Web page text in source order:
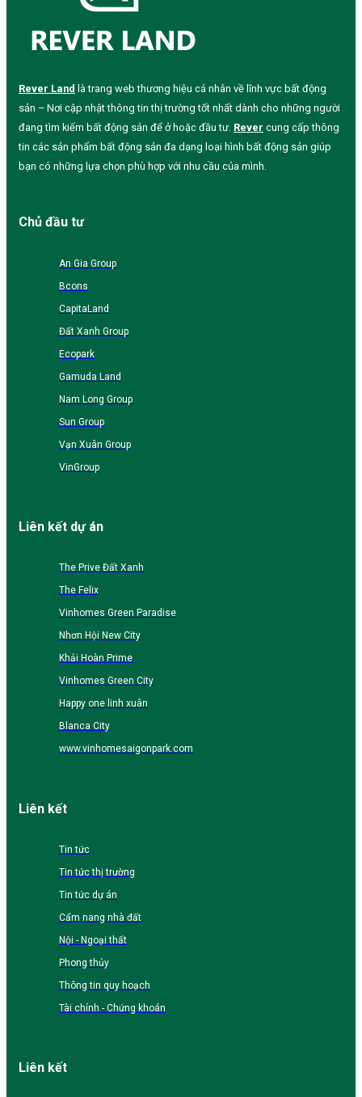
Rever Land là trang web thương hiệu cá nhân về lĩnh vực bất động
sản – Nơi cập nhật thông tin thị trường tốt nhất dành cho những người
đang tìm kiếm bất động sản để ở hoặc đầu tư. Rever cung cấp thông
tin các sản phẩm bất động sản đa dạng loại hình bất động sản giúp
bạn có những lựa chọn phù hợp với nhu cầu của mình.
Chủ đầu tư
An Gia Group
Bcons
CapitaLand
Đất Xanh Group
Ecopark
Gamuda Land
Nam Long Group
Sun Group
Vạn Xuân Group
VinGroup
Liên kết dự án
The Prive Đất Xanh
The Felix
Vinhomes Green Paradise
Nhơn Hội New City
Khải Hoàn Prime
Vinhomes Green City
Happy one linh xuân
Blanca City
www.vinhomesaigonpark.com
Liên kết
Tin tức
Tin tức thị trường
Tin tức dự án
Cẩm nang nhà đất
Nội - Ngoại thất
Phong thủy
Thông tin quy hoạch
Tài chính - Chứng khoán
Liên kết